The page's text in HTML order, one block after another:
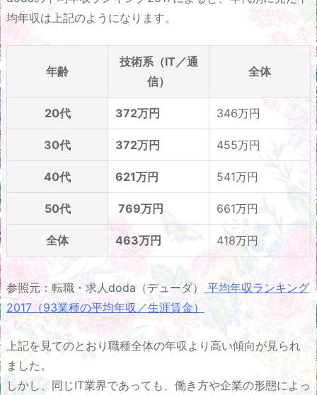
均年収は上記のようになります。
年齢
技術系（IT／通
信）
全体
20代 372万円 346万円
30代 372万円 455万円
40代 621万円 541万円
50代 769万円 661万円
全体 463万円 418万円
参照元：転職・求人doda（デューダ）
平均年収ランキング
2017（93業種の平均年収／生涯賃金）
上記を見てのとおり職種全体の年収より高い傾向が見られ
ました。
しかし、同じIT業界であっても、働き方や企業の形態によっ